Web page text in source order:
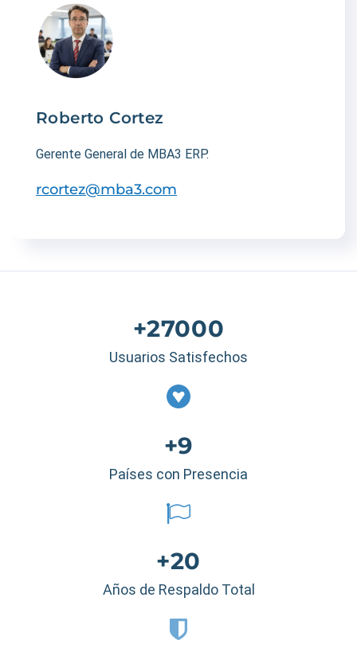
Roberto Cortez
Gerente General de MBA3 ERP.
rcortez@mba3.com
+27000
Usuarios Satisfechos
+9
Países con Presencia
+20
Años de Respaldo Total